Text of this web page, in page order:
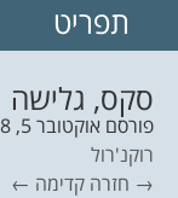
//
תפריט
סקס, גלישה
פורסם אוקטובר 5, 2018
רוקנ'רול
→ חזרה קדימה ←